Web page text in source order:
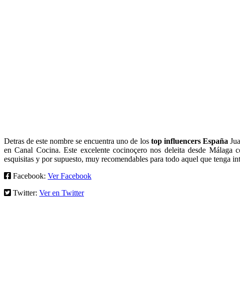
Detras de este nombre se encuentra uno de los top influencers España
en Canal Cocina. Este excelente cocinoçero nos deleita desde
esquisitas y por supuesto, muy recomendables para todo aquel que tenga
Facebook: Ver Facebook
Twitter: Ver en Twitter